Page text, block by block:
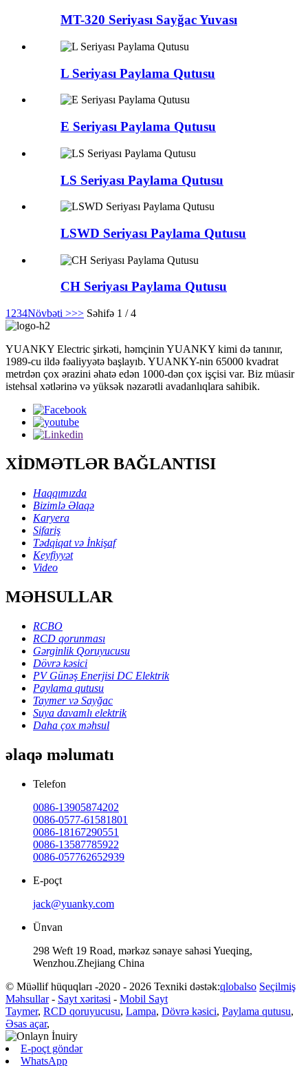
MT-320 Seriyası Sayğac Yuvası
L Seriyası Paylama Qutusu
E Seriyası Paylama Qutusu
LS Seriyası Paylama Qutusu
LSWD Seriyası Paylama Qutusu
CH Seriyası Paylama Qutusu
1 234Növbəti >>> Səhifə 1 / 4
YUANKY Electric şirkəti, həmçinin YUANKY kimi də tanınır,
1989-cu ildə fəaliyyətə başlayıb. YUANKY-nin 65000 kvadrat
metrdən çox ərazini əhatə edən 1000-dən çox işçisi var. Biz müasir
istehsal xətlərinə və yüksək nəzarətli avadanlıqlara sahibik.
XİDMƏTLƏR BAĞLANTISI
Haqqımızda
Bizimlə Əlaqə
Karyera
Sifariş
Tədqiqat və İnkişaf
Keyfiyyət
Video
MƏHSULLAR
RCBO
RCD qorunması
Gərginlik Qoruyucusu
Dövrə kəsici
PV Günəş Enerjisi DC Elektrik
Paylama qutusu
Taymer və Sayğac
Suya davamlı elektrik
Daha çox məhsul
əlaqə məlumatı
Telefon
0086-13905874202
0086-0577-61581801
0086-18167290551
0086-13587785922
0086-057762652939
E-poçt
jack@yuanky.com
Ünvan
298 Weft 19 Road, mərkəz sənaye sahəsi Yueqing,
Wenzhou.Zhejiang China
© Müəllif hüquqları -2020 - 2026 Texniki dəstək:qlobalso Seçilmiş
Məhsullar- Sayt xəritəsi - Mobil Sayt
Taymer, RCD qoruyucusu, Lampa, Dövrə kəsici, Paylama qutusu,
Əsas açar,
E-poçt göndər
WhatsApp